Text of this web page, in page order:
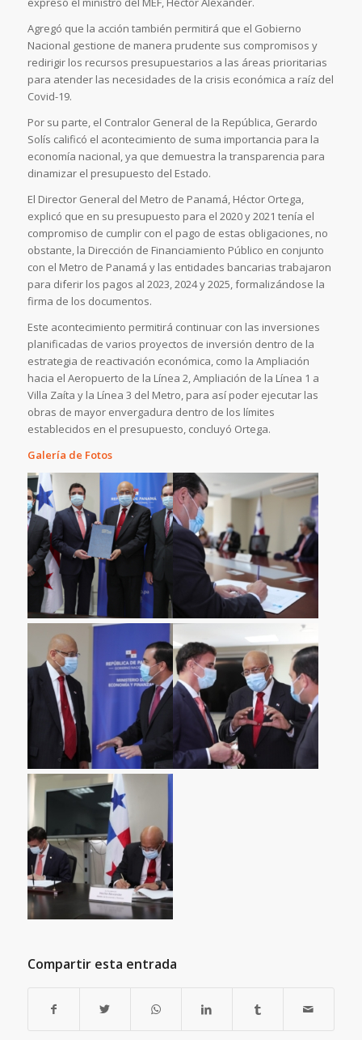
Agregó que la acción también permitirá que el Gobierno
Nacional gestione de manera prudente sus compromisos y
redirigir los recursos presupuestarios a las áreas prioritarias
para atender las necesidades de la crisis económica a raíz del
Covid-19.
Por su parte, el Contralor General de la República, Gerardo
Solís calificó el acontecimiento de suma importancia para la
economía nacional, ya que demuestra la transparencia para
dinamizar el presupuesto del Estado.
El Director General del Metro de Panamá, Héctor Ortega,
explicó que en su presupuesto para el 2020 y 2021 tenía el
compromiso de cumplir con el pago de estas obligaciones, no
obstante, la Dirección de Financiamiento Público en conjunto
con el Metro de Panamá y las entidades bancarias trabajaron
para diferir los pagos al 2023, 2024 y 2025, formalizándose la
firma de los documentos.
Este acontecimiento permitirá continuar con las inversiones
planificadas de varios proyectos de inversión dentro de la
estrategia de reactivación económica, como la Ampliación
hacia el Aeropuerto de la Línea 2, Ampliación de la Línea 1 a
Villa Zaíta y la Línea 3 del Metro, para así poder ejecutar las
obras de mayor envergadura dentro de los límites
establecidos en el presupuesto, concluyó Ortega.
Galería de Fotos
Compartir esta entrada